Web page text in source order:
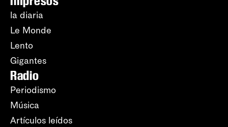
la diaria
Le Monde
Lento
Gigantes
Radio
Periodismo
Música
Artículos leídos